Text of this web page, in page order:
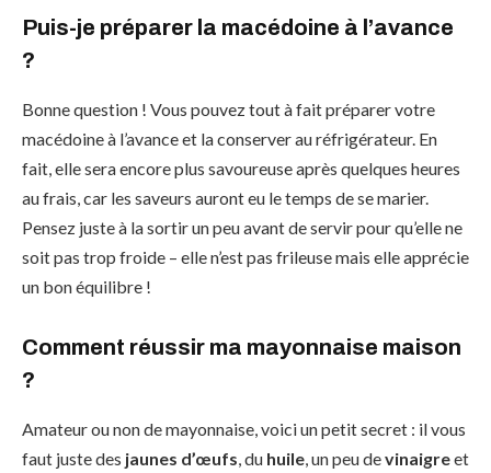
Puis-je préparer la macédoine à l’avance
?
Bonne question ! Vous pouvez tout à fait préparer votre
macédoine à l’avance et la conserver au réfrigérateur. En
fait, elle sera encore plus savoureuse après quelques heures
au frais, car les saveurs auront eu le temps de se marier.
Pensez juste à la sortir un peu avant de servir pour qu’elle ne
soit pas trop froide – elle n’est pas frileuse mais elle apprécie
un bon équilibre !
Comment réussir ma mayonnaise maison
?
Amateur ou non de mayonnaise, voici un petit secret : il vous
faut juste des jaunes d’œufs , du huile , un peu devinaigreet